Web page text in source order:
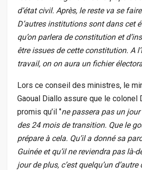
d’état civil. Après, le reste va se
D’autres institutions sont dans cet
qu’on parlera de constitution et
être issues de cette constitution. A
travail, on on aura un fichier
Lors ce conseil des ministres, le
Gaoual Diallo assure que le colonel
promis qu’il ‘’ne passera pas un jour
des 24 mois de transition. Que le
prépare à cela. Qu’il a donné sa
Guinée et qu’il ne reviendra pas là-
jour de plus, c’est quelqu’un